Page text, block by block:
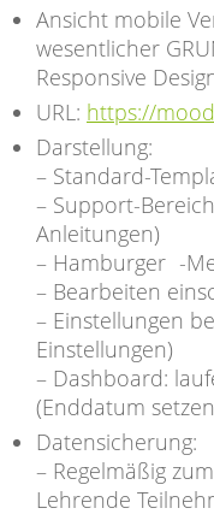
Ansicht mobile
wesentlicher
Responsive
URL: https://
Darstellung:
– Standard-
– Support-
Anleitungen)
– Hamburger -
– Bearbeiten
– Einstellungen
Einstellungen)
– Dashboard:
(Enddatum
Datensicherung:
– Regelmäßig
Lehrende